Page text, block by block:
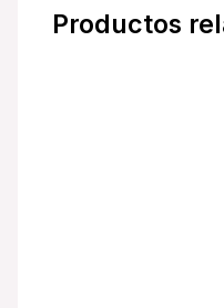
Productos